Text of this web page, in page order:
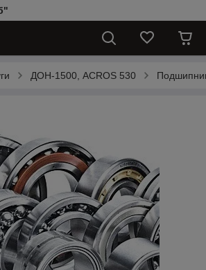
ДОН-1500, АCROS 530